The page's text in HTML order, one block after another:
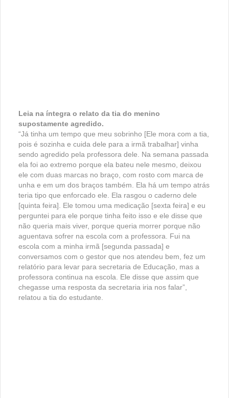
Leia na íntegra o relato da tia do menino
supostamente agredido.
“Já tinha um tempo que meu sobrinho [Ele mora com a tia,
pois é sozinha e cuida dele para a irmã trabalhar] vinha
sendo agredido pela professora dele. Na semana passada
ela foi ao extremo porque ela bateu nele mesmo, deixou
ele com duas marcas no braço, com rosto com marca de
unha e em um dos braços também. Ela há um tempo atrás
teria tipo que enforcado ele. Ela rasgou o caderno dele
[quinta feira]. Ele tomou uma medicação [sexta feira] e eu
perguntei para ele porque tinha feito isso e ele disse que
não queria mais viver, porque queria morrer porque não
aguentava sofrer na escola com a professora. Fui na
escola com a minha irmã [segunda passada] e
conversamos com o gestor que nos atendeu bem, fez um
relatório para levar para secretaria de Educação, mas a
professora continua na escola. Ele disse que assim que
chegasse uma resposta da secretaria iria nos falar”,
relatou a tia do estudante.